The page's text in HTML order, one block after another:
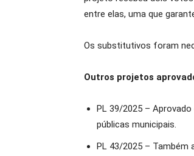
entre elas, uma que
Os substitutivos foram
Outros projetos
PL 39/2025 –
públicas municipais.
PL 43/2025 – Também